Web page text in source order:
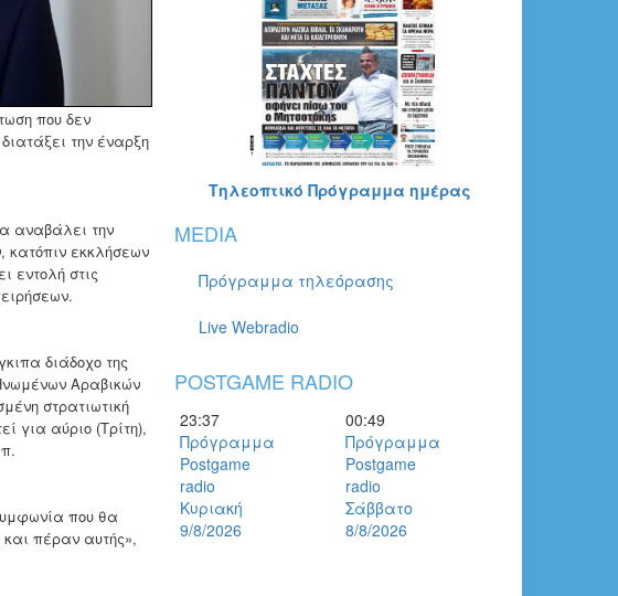
που δεν
την έναρξη
αναβάλει την
κατόπιν εκκλήσεων
εντολή στις
διάδοχο της
Αραβικών
στρατιωτική
για αύριο (Τρίτη),
που θα
πέραν αυτής»,
Τηλεοπτικό Πρόγραμμα ημέρας
MEDIA
Πρόγραμμα τηλεόρασης
Live Webradio
POSTGAME RADIO
23:37
Πρόγραμμα
Postgame
radio
Κυριακή
9/8/2026
00:49
Πρόγραμμα
Postgame
radio
Σάββατο
8/8/2026